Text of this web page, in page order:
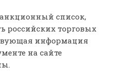
список,
российских торговых
информация
на сайте